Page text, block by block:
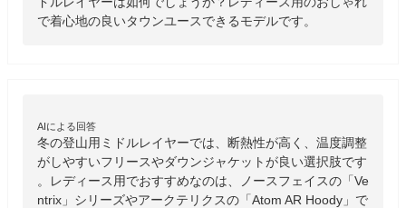
で着心地の良いタウンユースできるモデルです。
AIによる回答
冬の登山用ミドルレイヤーでは、断熱性が高く、温度調整
がしやすいフリースやダウンジャケットが良い選択肢です
。レディース用でおすすめなのは、ノースフェイスの「Ve
ntrix」シリーズやアークテリクスの「Atom AR Hoody」で